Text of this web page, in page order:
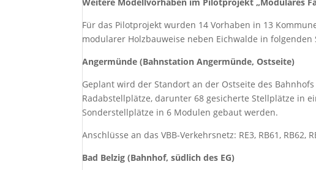
Für das Pilotprojekt wurden 14 Vorhaben in 13
modularer Holzbauweise neben Eichwalde in
Angermünde (Bahnstation Angermünde, Ostseite)
Geplant wird der Standort an der Ostseite des
Radabstellplätze, darunter 68 gesicherte Stellplätze in
Sonderstellplätze in 6 Modulen gebaut werden.
Anschlüsse an das VBB-Verkehrsnetz: RE3, RB61, RB62,
Bad Belzig (Bahnhof, südlich des EG)